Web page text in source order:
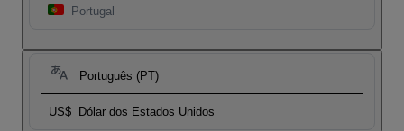
Portugal
Português (PT)
US$ Dólar dos Estados Unidos